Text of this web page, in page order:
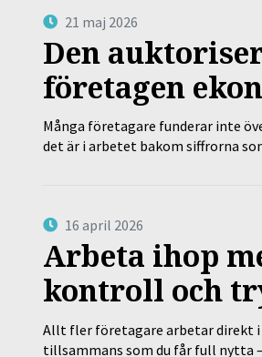
21 maj 2026
Den
företagen
Många företagare funderar inte
det är i arbetet bakom siffrorna
16 april 2026
Arbeta ihop
kontroll och
Allt fler företagare arbetar direkt i
tillsammans som du får full nytta